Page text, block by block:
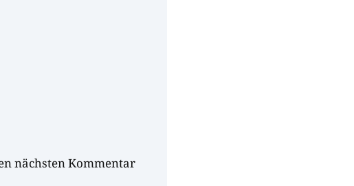
nächsten Kommentar